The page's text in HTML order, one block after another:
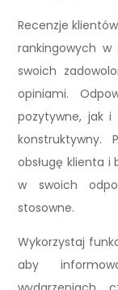
Recenzje
rankingowych w
swoich
opiniami.
pozytywne, jak i
konstruktywny.
obsługę klienta i
w swoich
stosowne.
Wykorzystaj
aby